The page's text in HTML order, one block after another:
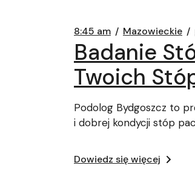
8:45 am Mazowieckie
Badanie
Twoich
Podolog Bydgoszcz to
i dobrej kondycji stóp
Dowiedz się więcej